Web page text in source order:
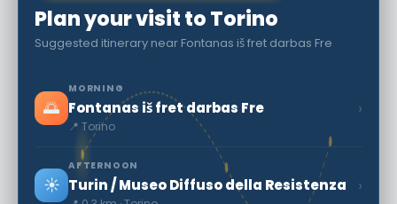
Plan your visit to Torino
Suggested itinerary near Fontanas iš fret darbas Fre
🌅
MORNING
Fontanas iš fret darbas Fre
📍 Torino
›
☀️
AFTERNOON
Turin / Museo Diffuso della Resistenza ›